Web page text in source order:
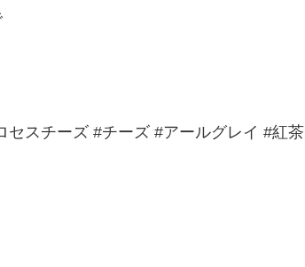
セスチーズ #チーズ #アールグレイ #紅茶